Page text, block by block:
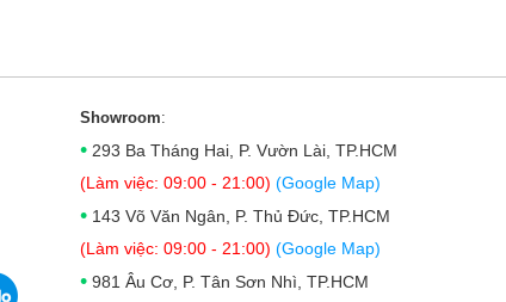
Showroom:
• 293 Ba Tháng Hai, P. Vườn Lài, TP.HCM
(Làm việc: 09:00 - 21:00) (Google Map)
• 143 Võ Văn Ngân, P. Thủ Đức, TP.HCM
(Làm việc: 09:00 - 21:00) (Google Map)
• 981 Âu Cơ, P. Tân Sơn Nhì, TP.HCM